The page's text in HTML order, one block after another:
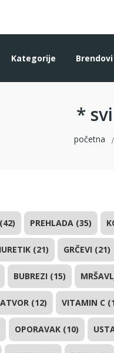
Kategorije Brendovi
*
početna
PREHLADA (35)
(21) GRČEVI (21)
BUBREZI (15)
(12) VITAMIN C
OPORAVAK (10)